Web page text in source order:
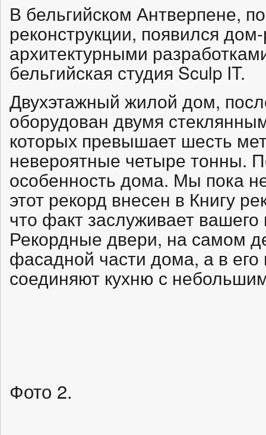
В бельгийском Антверпене,
реконструкции, появился
архитектурными
бельгийская студия Sculp IT.
Двухэтажный жилой дом,
оборудован двумя
которых превышает шесть
невероятные четыре тонны.
особенность дома. Мы пока
этот рекорд внесен в Книгу
что факт заслуживает
Рекордные двери, на самом
фасадной части дома, а в
соединяют кухню с
Фото 2.